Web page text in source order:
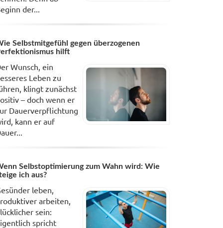
der...
Selbstmitgefühl gegen überzogenen
hilft
Wunsch, ein
Leben zu
klingt zunächst
– doch wenn er
Dauerverpflichtung
kann er auf
Selbstoptimierung zum Wahn wird: Wie
ich aus?
leben,
arbeiten,
sein:
spricht